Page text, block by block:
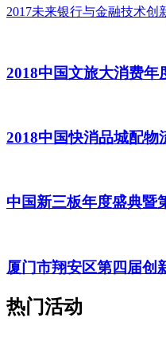
2017未来银行与金融技术创
2018中国文旅大消费年
2018中国快消品城配物
中国新三板年度盛典暨
厦门市翔安区第四届创
热门活动